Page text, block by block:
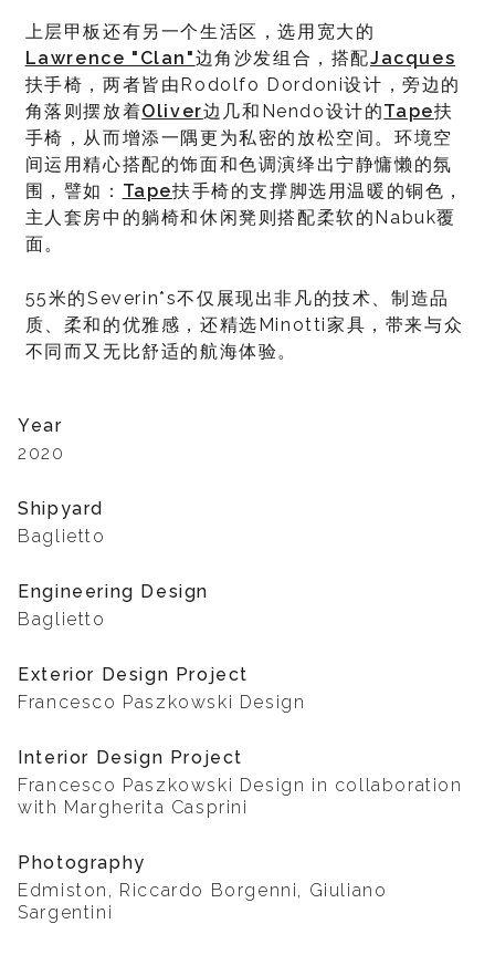
上层甲板还有另一个生活区，选用宽大的
Lawrence "Clan"边角沙发组合，搭配Jacques
扶手椅，两者皆由Rodolfo Dordoni设计，旁边的
角落则摆放着Oliver边几和Nendo设计的Tape扶
手椅，从而增添一隅更为私密的放松空间。环境空
间运用精心搭配的饰面和色调演绎出宁静慵懒的氛
围，譬如： Tape扶手椅的支撑脚选用温暖的铜色，
主人套房中的躺椅和休闲凳则搭配柔软的Nabuk覆
面。
55米的Severin*s不仅展现出非凡的技术、制造品
质、柔和的优雅感，还精选Minotti家具，带来与众
不同而又无比舒适的航海体验。
Year
2020
Shipyard
Baglietto
Engineering Design
Baglietto
Exterior Design Project
Francesco Paszkowski Design
Interior Design Project
Francesco Paszkowski Design in collaboration
with Margherita Casprini
Photography
Edmiston, Riccardo Borgenni, Giuliano
Sargentini